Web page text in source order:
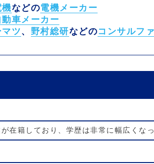
などの電機メーカー
動車メーカー
ツ、 野村総研などのコンサルフ
在籍しており、学歴は非常に幅広くなっ